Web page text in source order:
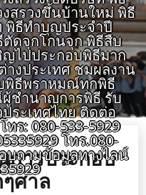
งสรวงขึ้นบ้านใหม่ พิธี
พิธีทำบุญประจำปี
ดจุกโกนจุก พิธีสืบ
ไปประกอบพิธีมาก
งประเทศ ชมผลงาน
พิธีพราหมณ์ทุกพิธี
ชำนาญการพิธี รับ
ระเทศไทย ติดต่อ
ร: 080-533-5929
โทร.080-
บถามข้อมูลทางไลน์
การประกอบ
ศาล